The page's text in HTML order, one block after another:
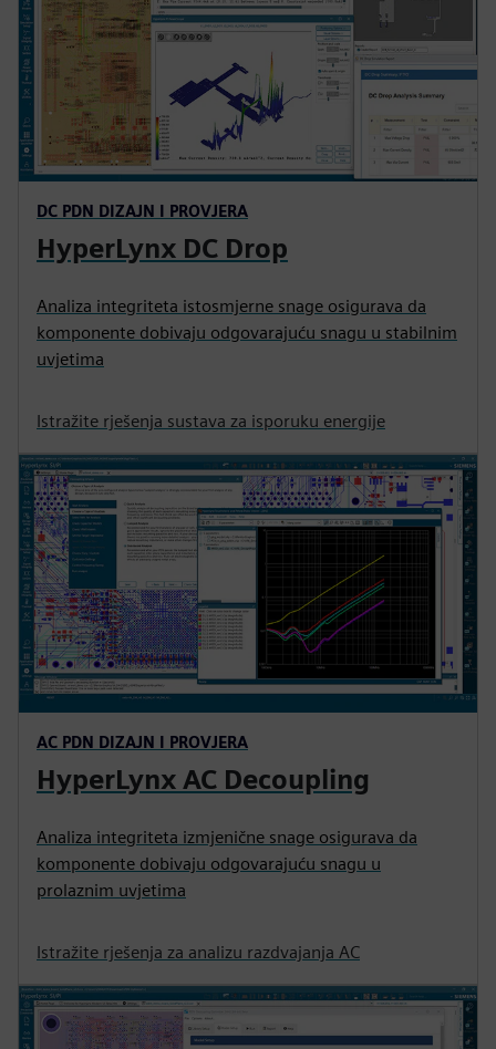
DC PDN DIZAJN I PROVJERA
HyperLynx DC Drop
Analiza integriteta istosmjerne snage osigurava da
komponente dobivaju odgovarajuću snagu u stabilnim
uvjetima
Istražite rješenja sustava za isporuku energije
AC PDN DIZAJN I PROVJERA
HyperLynx AC Decoupling
Analiza integriteta izmjenične snage osigurava da
komponente dobivaju odgovarajuću snagu u
prolaznim uvjetima
Istražite rješenja za analizu razdvajanja AC